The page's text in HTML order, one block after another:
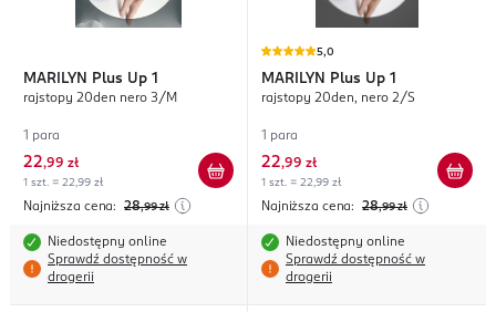
MARILYN Plus Up 1
rajstopy 20den nero 3/M
1 para
22,99 zł
1 szt. = 22,99 zł
Najniższa cena: 28,99 zł
Niedostępny online
Sprawdź dostępność w
drogerii
5,0
MARILYN Plus Up 1
rajstopy 20den, nero 2/S
1 para
22,99 zł
1 szt. = 22,99 zł
Najniższa cena: 28,99 zł
Niedostępny online
Sprawdź dostępność w
drogerii